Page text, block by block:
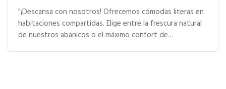
"¡Descansa con nosotros! Ofrecemos cómodas literas en
habitaciones compartidas. Elige entre la frescura natural
de nuestros abanicos o el máximo confort de…